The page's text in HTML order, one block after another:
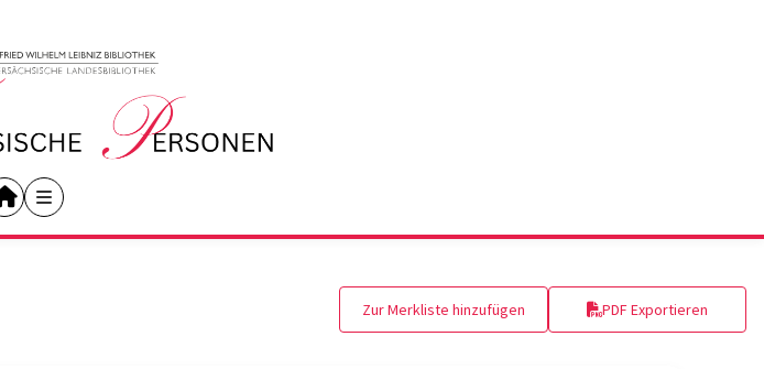
Zur Merkliste hinzufügen PDF Exportieren